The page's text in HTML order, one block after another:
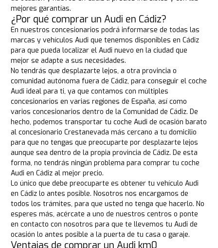
mejores garantías.
¿Por qué comprar un Audi en Cádiz?
En nuestros concesionarios podrá informarse de todas las
marcas y vehículos Audi que tenemos disponibles en Cádiz
para que pueda localizar el Audi nuevo en la ciudad que
mejor se adapte a sus necesidades.
No tendrás que desplazarte lejos, a otra provincia o
comunidad autónoma fuera de Cádiz, para conseguir el coche
Audi ideal para ti, ya que contamos con múltiples
concesionarios en varias regiones de España, así como
varios concesionarios dentro de la Comunidad de Cádiz. De
hecho, podemos transportar tu coche Audi de ocasión barato
al concesionario Crestanevada más cercano a tu domicilio
para que no tengas que preocuparte por desplazarte lejos
aunque sea dentro de la propia provincia de Cádiz. De esta
forma, no tendrás ningún problema para comprar tu coche
Audi en Cádiz al mejor precio.
Lo único que debe preocuparte es obtener tu vehículo Audi
en Cádiz lo antes posible. Nosotros nos encargamos de
todos los trámites, para que usted no tenga que hacerlo. No
esperes más, acércate a uno de nuestros centros o ponte
en contacto con nosotros para que te llevemos tu Audi de
ocasión lo antes posible a la puerta de tu casa o garaje.
Ventajas de comprar un Audi km0